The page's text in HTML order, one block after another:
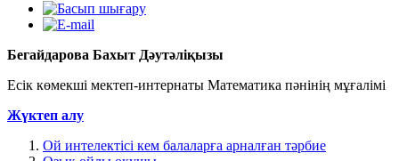
Бегайдарова Бахыт Дәутәліқызы
Есік көмекші мектеп-интернаты Математика пәнінің мұғалімі
Жүктеп алу
Ой интелектісі кем балаларға арналған тәрбие